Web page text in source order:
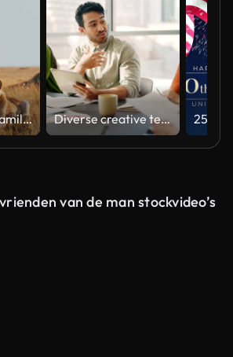
Majestic Lion Family Relaxing in Natural Habitat Under Soft Light Diverse creative team collaborating on a marketing strategy in an office meeting
van de man stockvideo’s